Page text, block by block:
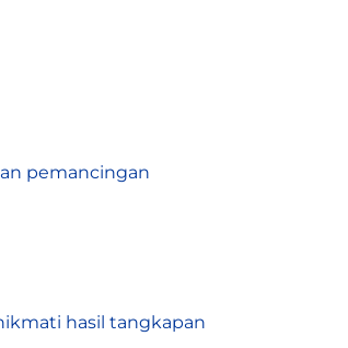
pemancingan
hasil tangkapan